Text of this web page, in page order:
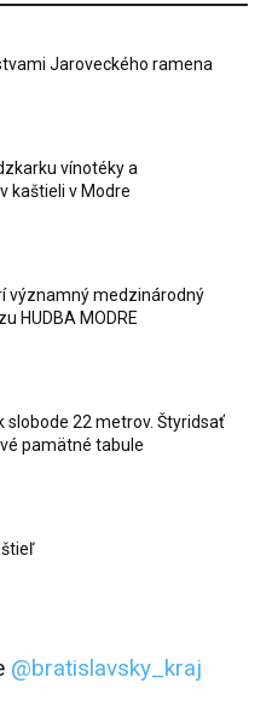
Jaroveckého ramena
vínotéky a
kaštieli v Modre
významný medzinárodný
HUDBA MODRE
slobode 22 metrov. Štyridsať
pamätné tabule
@bratislavsky_kraj